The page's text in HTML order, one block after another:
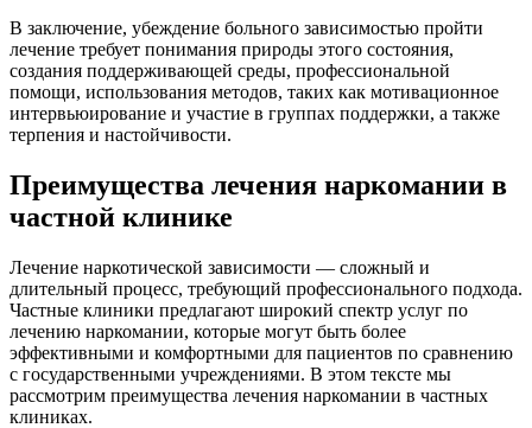
В заключение, убеждение больного зависимостью пройти
лечение требует понимания природы этого состояния,
создания поддерживающей среды, профессиональной
помощи, использования методов, таких как мотивационное
интервьюирование и участие в группах поддержки, а также
терпения и настойчивости.
Преимущества лечения наркомании в
частной клинике
Лечение наркотической зависимости — сложный и
длительный процесс, требующий профессионального подхода.
Частные клиники предлагают широкий спектр услуг по
лечению наркомании, которые могут быть более
эффективными и комфортными для пациентов по сравнению
с государственными учреждениями. В этом тексте мы
рассмотрим преимущества лечения наркомании в частных
клиниках.